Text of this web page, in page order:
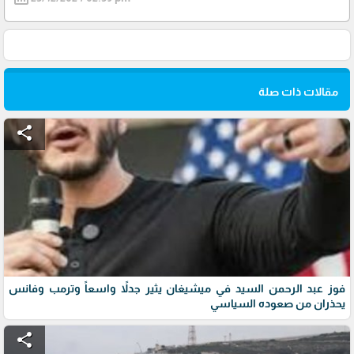
مقالات ذات صلة
share
فوز عبد الرحمن السيد في ميشيغان يثير جدلاً واسعاً وترمب وفانس
يحذران من صعوده السياسي
share